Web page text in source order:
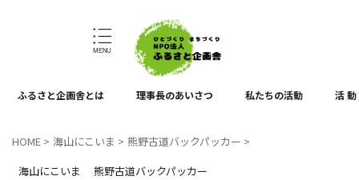
ふるさと企画舎とは 理事長のあいさつ 私たちの活動 活 動
HOME > 海山にこいま > 熊野古道バックパッカー >
海山にこいま
熊野古道バックパッカー